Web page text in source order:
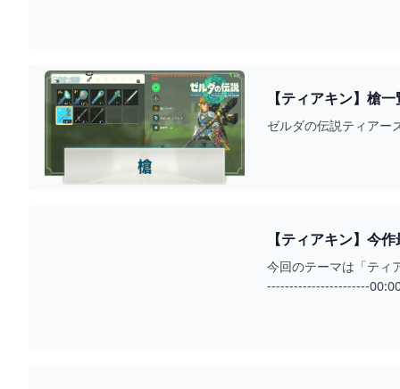
【ティアキン】槍
ゼルダの伝説ティアー
【ティアキン】今
YOUTUBE
今回のテーマは「ティ
-----------------------